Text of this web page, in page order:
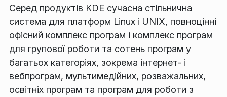
Серед продуктів KDE сучасна стільнична
система для платформ Linux і UNIX, повноцінні
офісний комплекс програм і комплекс програм
для групової роботи та сотень програм у
багатьох категоріях, зокрема інтернет- і
вебпрограм, мультимедійних, розважальних,
освітніх програм та програм для роботи з